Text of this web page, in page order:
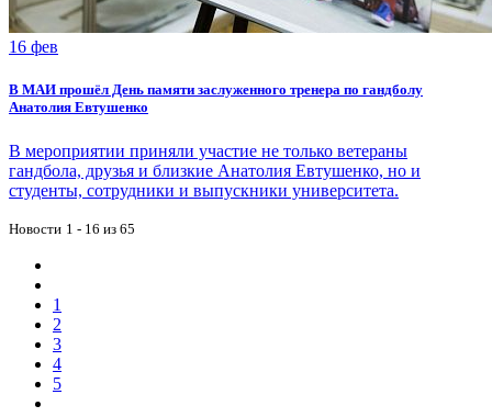
16 фев
В МАИ прошёл День памяти заслуженного тренера по гандболу
Анатолия Евтушенко
В мероприятии приняли участие не только ветераны
гандбола, друзья и близкие Анатолия Евтушенко, но и
студенты, сотрудники и выпускники университета.
Новости 1 - 16 из 65
1
2
3
4
5